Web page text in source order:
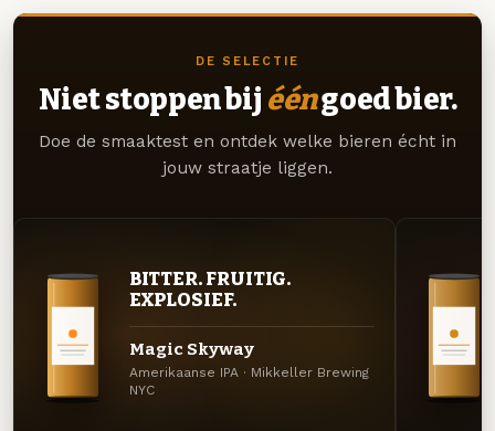
DE SELECTIE
Niet stoppen bij ééngoed bier.
Doe de smaaktest en ontdek welke bieren écht in
jouw straatje liggen.
BITTER. FRUITIG.
EXPLOSIEF.
Magic Skyway
Amerikaanse IPA · Mikkeller Brewing
NYC